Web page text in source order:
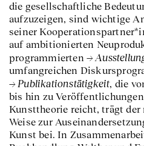
die gesellschaftliche
aufzuzeigen, sind wichtige
seiner
auf ambitionierten
programmierten
umfangreichen
Publikationstätigkeit, die
bis hin zu
Kunsttheorie reicht, trägt
Weise zur
Kunst bei. In